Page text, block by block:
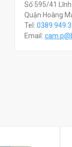
Số 595/41
Quận Hoàng
Tel:
Email: c